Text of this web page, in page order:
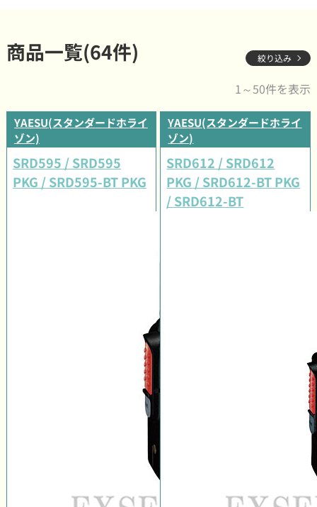
商品一覧(64件) 絞り込み
1～50件を表示
YAESU(スタンダードホライ
ゾン)
SRD595 / SRD595
PKG / SRD595-BT PKG
YAESU(スタンダードホライ
ゾン)
SRD612 / SRD612
PKG / SRD612-BT PKG
/ SRD612-BT